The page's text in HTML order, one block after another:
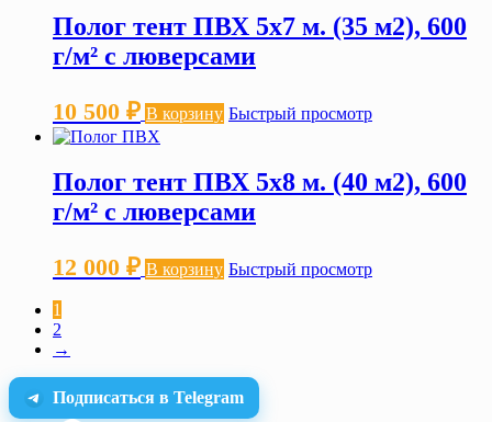
Полог тент ПВХ 5х7 м. (35 м2), 600
г/м² с люверсами
10 500 ₽ В корзину Быстрый просмотр
Полог тент ПВХ 5х8 м. (40 м2), 600
г/м² с люверсами
12 000 ₽ В корзину Быстрый просмотр
1
2
→
Подписаться в Telegram